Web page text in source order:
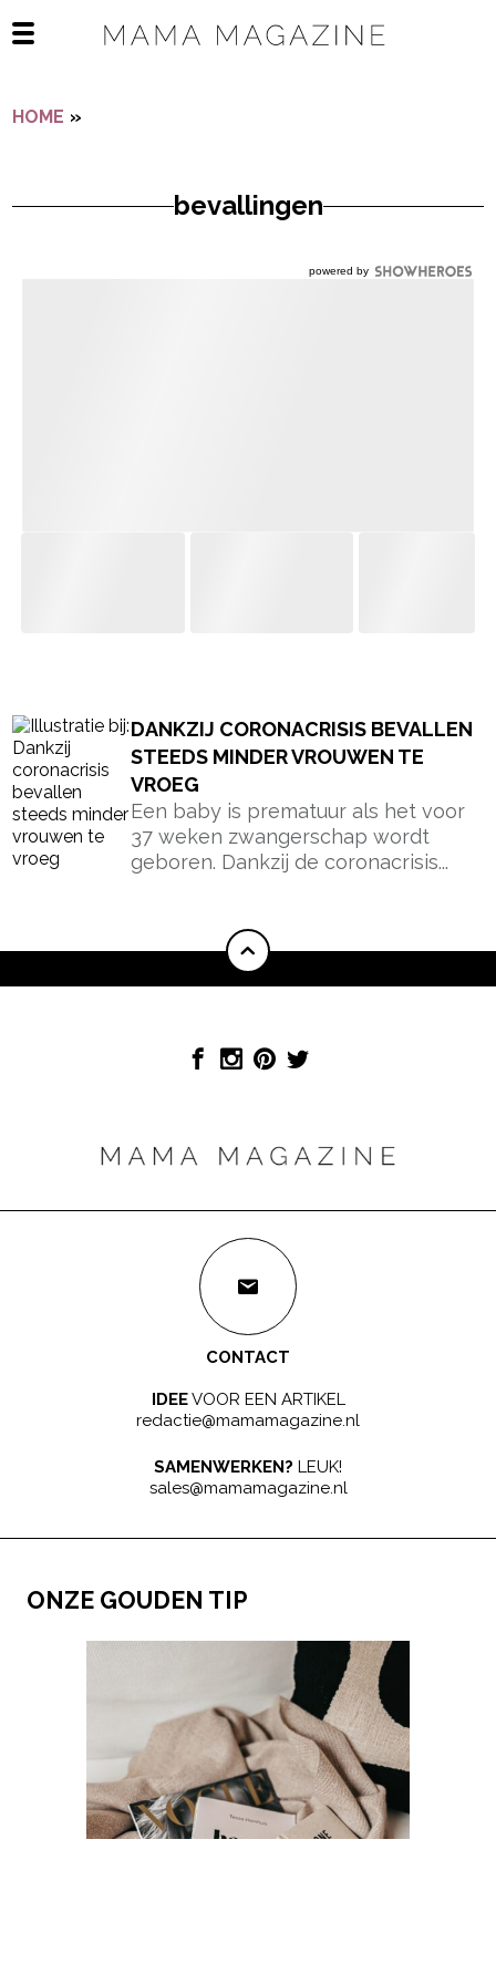
Open het mobiele menu
HOME »
bevallingen
powered by
DANKZIJ CORONACRISIS BEVALLEN
STEEDS MINDER VROUWEN TE
VROEG
Een baby is prematuur als het voor
37 weken zwangerschap wordt
geboren. Dankzij de coronacrisis...
CONTACT
IDEEVOOR EEN ARTIKEL
redactie@mamamagazine.nl
SAMENWERKEN? LEUK!
sales@mamamagazine.nl
ONZE GOUDEN TIP